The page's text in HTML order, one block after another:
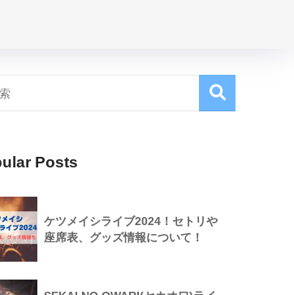
Posts
ケツメイシライブ2024！セトリや
座席表、グッズ情報について！